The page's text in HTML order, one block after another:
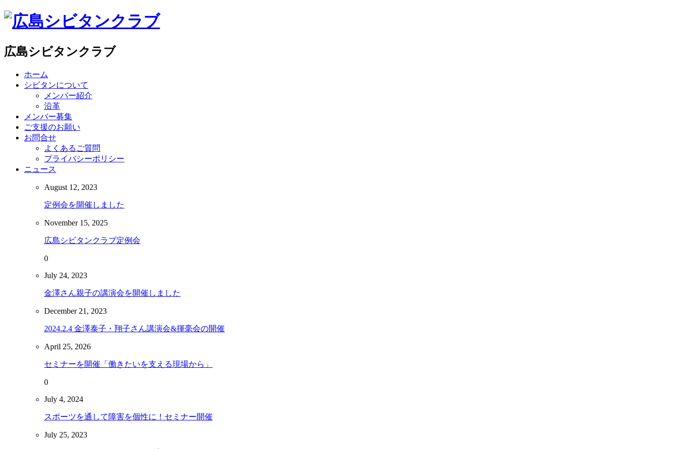
広島シビタンクラブ
ホーム
シビタンについて
メンバー紹介
沿革
メンバー募集
ご支援のお願い
お問合せ
よくあるご質問
プライバシーポリシー
ニュース
August 12, 2023
定例会を開催しました
November 15, 2025
広島シビタンクラブ定例会
0
July 24, 2023
金澤さん親子の講演会を開催しました
December 21 , 2023
2024.2.4 金澤泰子・翔子さん講演会&揮毫会の開催
April 25, 2026
セミナーを開催「働きたいを支える現場から」
0
July 4, 2024
スポーツを通して障害を個性に！セミナー開催
July 25, 2023